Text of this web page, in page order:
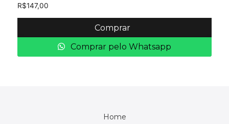
R$147,00
Comprar
Comprar pelo Whatsapp
Home